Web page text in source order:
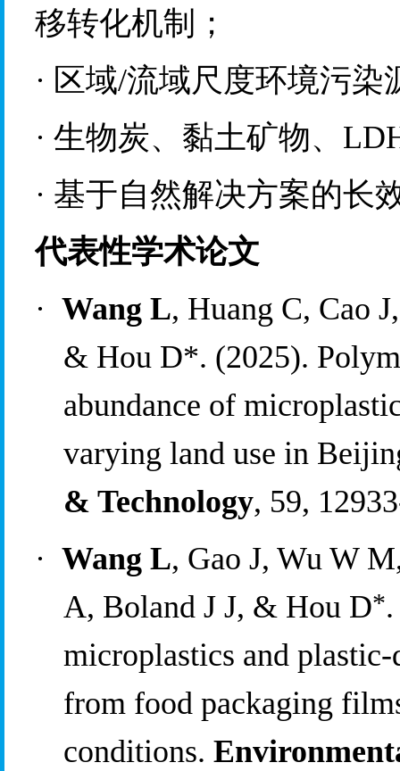
移转化机制
；
· 区域/流域尺度环境污染
· 生物炭、黏土矿物、 L
· 基于自然解决方案的长
代表性学术论文
· Wang L, Huang C, Cao
& Hou D*. (2025).
abundance of
varying land use in
& Technology, 59,
· Wang L, Gao J, Wu W
A, Boland J J, & Hou D*
microplastics and plastic-
from food packaging f
conditions.